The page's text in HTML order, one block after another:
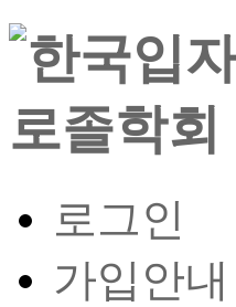
로그인
가입안내